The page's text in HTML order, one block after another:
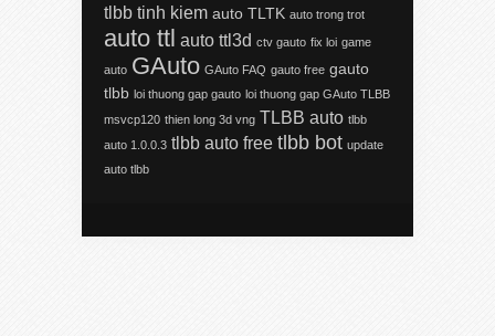
tlbb tinh kiem auto TLTK auto trong trot
auto ttl auto ttl3d ctv gauto fix loi game
auto GAuto GAuto FAQ gauto free gauto
tlbb loi thuong gap gauto loi thuong gap GAuto TLBB
msvcp120 thien long 3d vng TLBB auto tlbb
auto 1.0.0.3 tlbb auto free tlbb bot update
auto tlbb